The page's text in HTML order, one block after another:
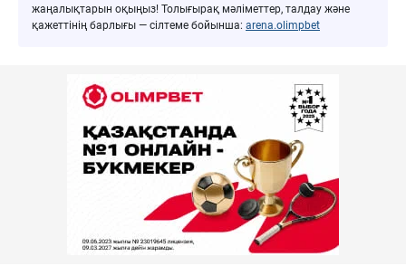
жаңалықтарын оқыңыз! Толығырақ мәліметтер, талдау және
қажеттінің барлығы — сілтеме бойынша: arena.olimpbet